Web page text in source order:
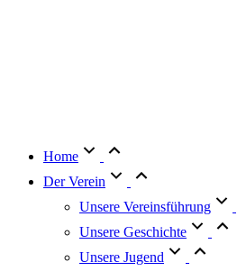
Home
Der Verein
Unsere Vereinsführung
Unsere Geschichte
Unsere Jugend